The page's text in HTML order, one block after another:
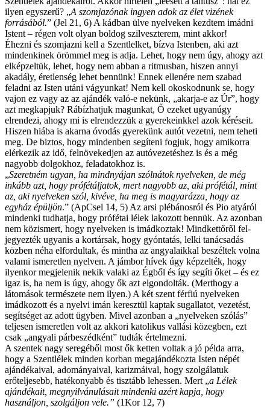
ilyen egyszerű? „A szomjazónak ingyen adok az élet vizének
forrásából.” (Jel 21, 6) A kádban ülve nyelveken kezdtem imádni
Istent – régen volt olyan boldog szilveszterem, mint akkor!
Éhezni és szomjazni kell a Szentlelket, bízva Istenben, aki azt
mindenkinek örömmel meg is adja. Lehet, hogy nem úgy, ahogy azt
elképzeltük, lehet, hogy nem abban a ritmusban, hiszen annyi
akadály, éretlenség lehet bennünk! Ennek ellenére nem szabad
feladni az Isten utáni vágyunkat! Nem kell okoskodnunk se, hogy
vajon ez vagy az az ajándék való-e nekünk, „akarja-e az Úr”, hogy
azt megkapjuk? Rábízhatjuk magunkat, Ő ezeket ugyanúgy
elrendezi, ahogy mi is elrendezzük a gyerekeinkkel azok kéréseit.
Hiszen hiába is akarna óvodás gyerekünk autót vezetni, nem teheti
meg. De biztos, hogy mindenben segíteni fogjuk, hogy amikorra
elérkezik az idő, felnövekedjen az autóvezetéshez is és a még
nagyobb dolgokhoz, feladatokhoz is.
„Szeretném ugyan, ha mindnyájan szólnátok nyelveken, de még
inkább azt, hogy prófétáljatok, mert nagyobb az, aki prófétál, mint
az, aki nyelveken szól, kivéve, ha meg is magyarázza, hogy az
egyház épüljön.” (ApCsel 14, 5) Az arsi plébánosról és Pio atyáról
mindenki tudhatja, hogy prófétai lélek lakozott bennük. Az azonban
nem közismert, hogy nyelveken is imádkoztak! Mindkettőről fel-
jegyezték ugyanis a kortársak, hogy gyóntatás, lelki tanácsadás
közben néha elfordultak, és mintha az angyalaikkal beszéltek volna
valami ismeretlen nyelven. A jámbor hívek úgy képzelték, hogy
ilyenkor megjelenik nekik valaki az Égből és így segíti őket – és ez
igaz is, ha nem is úgy, ahogy ők azt elgondolták. (Merthogy a
látomások természete nem ilyen.) A két szent férfiú nyelveken
imádkozott és a nyelvi imán keresztül kaptak sugallatot, vezetést,
segítséget az adott ügyben. Mivel azonban a „nyelveken szólás”
teljesen ismeretlen volt az akkori katolikus vallási közegben, ezt
csak „angyali párbeszédként” tudták értelmezni.
A szentek nagy seregéből most ők ketten voltak a jó példa arra,
hogy a Szentlélek minden korban megajándékozta Isten népét
ajándékaival, adományaival, karizmáival, hogy szolgálatuk
erőteljesebb, hatékonyabb és tisztább lehessen. Mert „a Lélek
ajándékait, megnyilvánulásait mindenki azért kapja, hogy
használjon, szolgáljon vele.” (1Kor 12, 7)